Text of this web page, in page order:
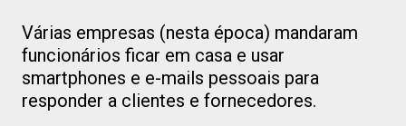
Várias empresas (nesta época) mandaram
funcionários ficar em casa e usar
smartphones e e-mails pessoais para
responder a clientes e fornecedores.